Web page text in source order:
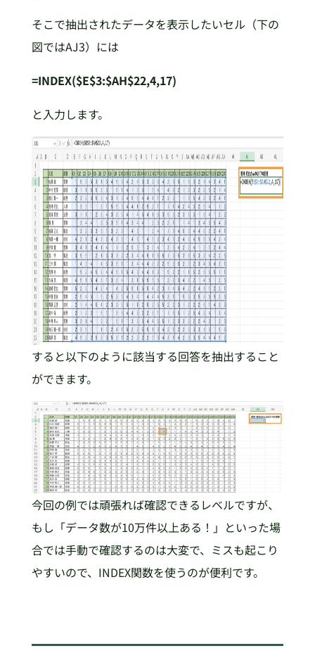
そこで抽出されたデータを表示したいセル（下の
図ではAJ3）には
=INDEX($E$3:$AH$22,4,17)
と入力します。
すると以下のように該当する回答を抽出すること
ができます。
今回の例では頑張れば確認できるレベルですが、
もし「データ数が10万件以上ある！」といった場
合では手動で確認するのは大変で、ミスも起こり
やすいので、INDEX関数を使うのが便利です。